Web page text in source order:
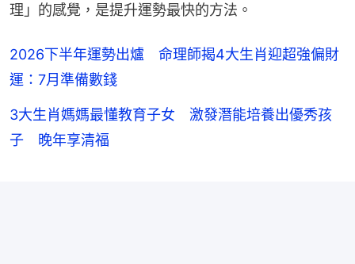
理」的感覺，是提升運勢最快的方法。
2026下半年運勢出爐 命理師揭4大生肖迎超強偏財
運：7月準備數錢
3大生肖媽媽最懂教育子女 激發潛能培養出優秀孩
子 晚年享清福